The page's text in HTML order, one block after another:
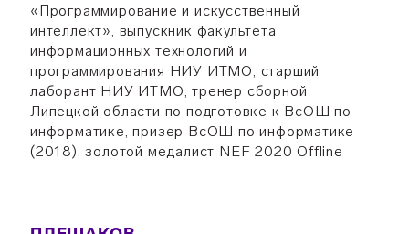
«Программирование и искусственный
интеллект», выпускник факультета
информационных технологий и
программирования НИУ ИТМО, старший
лаборант НИУ ИТМО, тренер сборной
Липецкой области по подготовке к ВсОШ по
информатике, призер ВсОШ по информатике
(2018), золотой медалист NEF 2020 Offline